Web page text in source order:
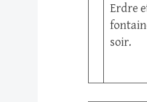
Erdre
soir.